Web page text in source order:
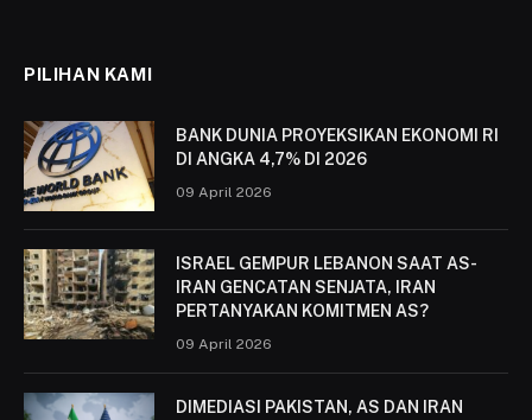
PILIHAN KAMI
BANK DUNIA PROYEKSIKAN EKONOMI RI
DI ANGKA 4,7% DI 2026
09 April 2026
ISRAEL GEMPUR LEBANON SAAT AS-
IRAN GENCATAN SENJATA, IRAN
PERTANYAKAN KOMITMEN AS?
09 April 2026
DIMEDIASI PAKISTAN, AS DAN IRAN